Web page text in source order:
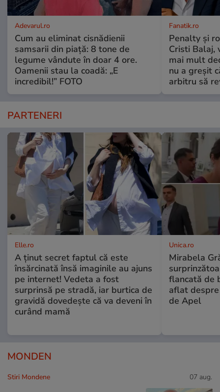
Adevarul.ro
Cum au eliminat cisnădienii
samsarii din piață: 8 tone de
legume vândute în doar 4 ore.
Oamenii stau la coadă: „E
incredibil!” FOTO
Fanatik.ro
Penalty și
Cristi Balaj,
mai mult
nu a greșit
arbitru să
PARTENERI
Elle.ro
A ținut secret faptul că este
însărcinată însă imaginile au ajuns
pe internet! Vedeta a fost
surprinsă pe stradă, iar burtica de
gravidă dovedește că va deveni în
curând mamă
Unica.ro
Mirabela
flancată de
aflat
de Apel
MONDEN
Stiri Mondene 07 aug.